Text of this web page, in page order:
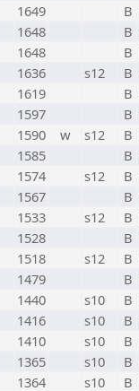
1649 B
1648 B
1648 B
1636 s12 B
1619 B
1597 B
1590 w s12 B
1585 B
1574 s12 B
1567 B
1533 s12 B
1528 B
1518 s12 B
1479 B
1440 s10 B
1416 s10 B
1410 s10 B
1365 s10 B
1364 s10 B